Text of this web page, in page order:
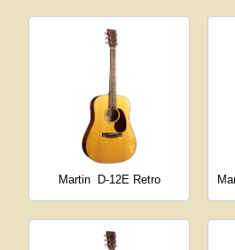
Martin D-12E Retro